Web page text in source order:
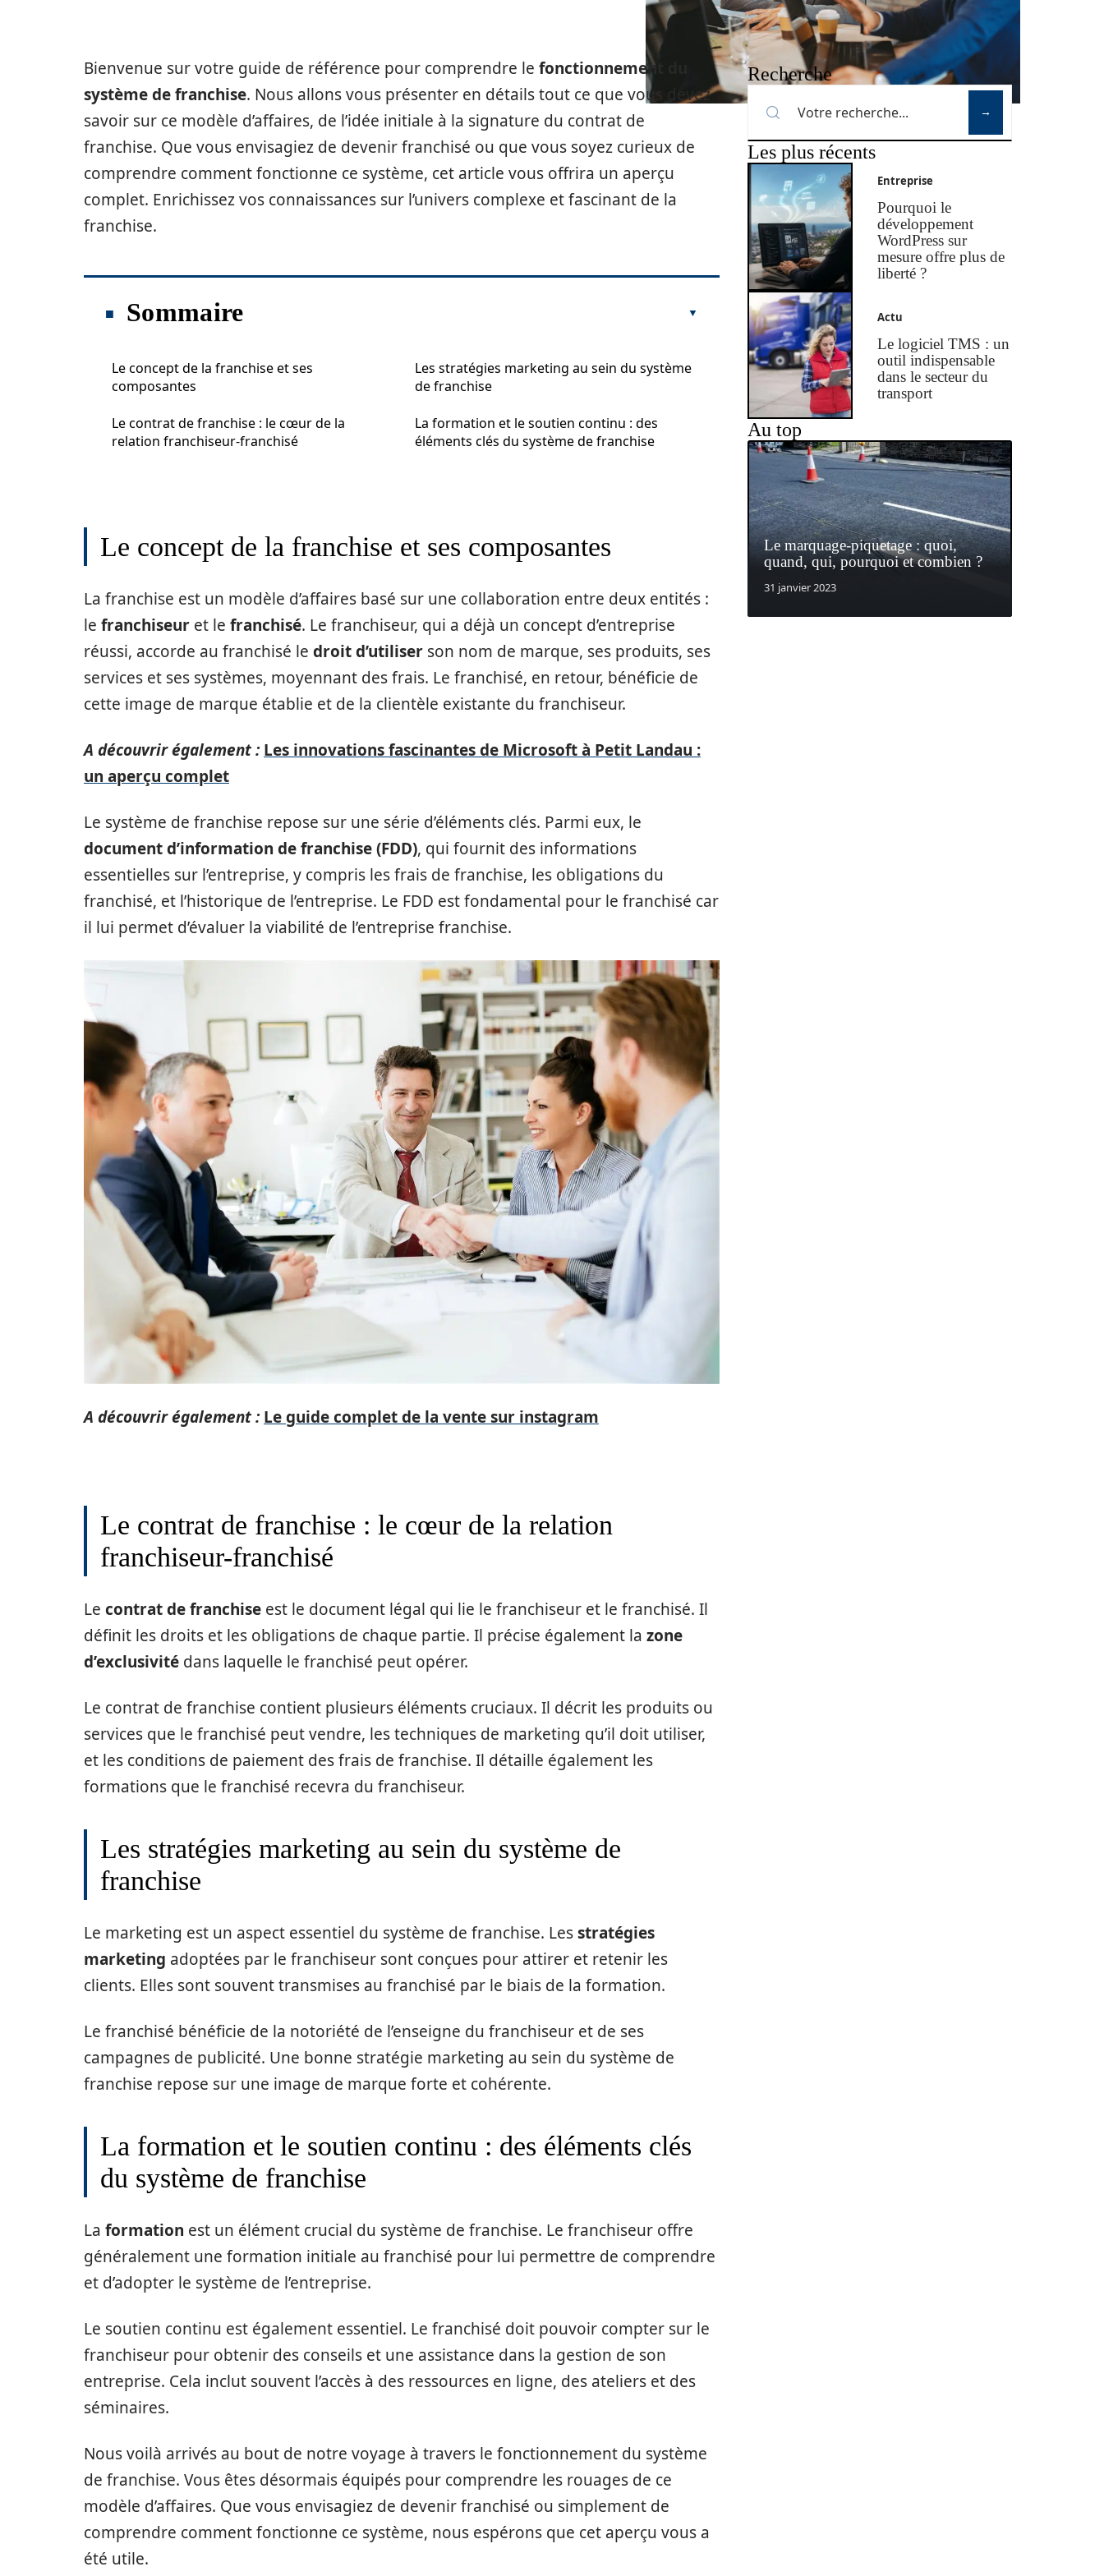
Bienvenue sur votre guide de référence pour comprendre le fonctionnement du
système de franchise. Nous allons vous présenter en détails tout ce que vous devez
savoir sur ce modèle d’affaires, de l’idée initiale à la signature du contrat de
franchise. Que vous envisagiez de devenir franchisé ou que vous soyez curieux de
comprendre comment fonctionne ce système, cet article vous offrira un aperçu
complet. Enrichissez vos connaissances sur l’univers complexe et fascinant de la
franchise.
Sommaire
Le concept de la franchise et ses
composantes
Le contrat de franchise : le cœur de la
relation franchiseur-franchisé
Les stratégies marketing au sein du système
de franchise
La formation et le soutien continu : des
éléments clés du système de franchise
Le concept de la franchise et ses composantes
La franchise est un modèle d’affaires basé sur une collaboration entre deux entités :
le franchiseur et le franchisé. Le franchiseur, qui a déjà un concept d’entreprise
réussi, accorde au franchisé le droit d’utiliser son nom de marque, ses produits, ses
services et ses systèmes, moyennant des frais. Le franchisé, en retour, bénéficie de
cette image de marque établie et de la clientèle existante du franchiseur.
A découvrir également : Les innovations fascinantes de Microsoft à Petit Landau :
un aperçu complet
Le système de franchise repose sur une série d’éléments clés. Parmi eux, le
document d’information de franchise (FDD), qui fournit des informations
essentielles sur l’entreprise, y compris les frais de franchise, les obligations du
franchisé, et l’historique de l’entreprise. Le FDD est fondamental pour le franchisé car
il lui permet d’évaluer la viabilité de l’entreprise franchise.
A découvrir également : Le guide complet de la vente sur instagram
Le contrat de franchise : le cœur de la relation
franchiseur-franchisé
Le contrat de franchise est le document légal qui lie le franchiseur et le franchisé. Il
définit les droits et les obligations de chaque partie. Il précise également la zone
d’exclusivité dans laquelle le franchisé peut opérer.
Le contrat de franchise contient plusieurs éléments cruciaux. Il décrit les produits ou
services que le franchisé peut vendre, les techniques de marketing qu’il doit utiliser,
et les conditions de paiement des frais de franchise. Il détaille également les
formations que le franchisé recevra du franchiseur.
Les stratégies marketing au sein du système de
franchise
Le marketing est un aspect essentiel du système de franchise. Lesstratégies
marketing adoptées par le franchiseur sont conçues pour attirer et retenir les
clients. Elles sont souvent transmises au franchisé par le biais de la formation.
Le franchisé bénéficie de la notoriété de l’enseigne du franchiseur et de ses
campagnes de publicité. Une bonne stratégie marketing au sein du système de
franchise repose sur une image de marque forte et cohérente.
La formation et le soutien continu : des éléments clés
du système de franchise
La formation est un élément crucial du système de franchise. Le franchiseur offre
généralement une formation initiale au franchisé pour lui permettre de comprendre
et d’adopter le système de l’entreprise.
Le soutien continu est également essentiel. Le franchisé doit pouvoir compter sur le
franchiseur pour obtenir des conseils et une assistance dans la gestion de son
entreprise. Cela inclut souvent l’accès à des ressources en ligne, des ateliers et des
séminaires.
Nous voilà arrivés au bout de notre voyage à travers le fonctionnement du système
de franchise. Vous êtes désormais équipés pour comprendre les rouages de ce
modèle d’affaires. Que vous envisagiez de devenir franchisé ou simplement de
comprendre comment fonctionne ce système, nous espérons que cet aperçu vous a
été utile.
Recherche
Les plus récents
Entreprise
Pourquoi le
développement
WordPress sur
mesure offre plus de
liberté ?
Actu
Le logiciel TMS : un
outil indispensable
dans le secteur du
transport
Au top
Le marquage-piquetage : quoi,
quand, qui, pourquoi et combien ?
31 janvier 2023